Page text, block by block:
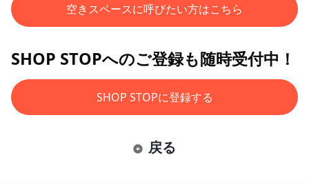
空きスペースに呼びたい方はこちら
SHOP STOPへのご登録も随時受付中！
SHOP STOPに登録する
戻る